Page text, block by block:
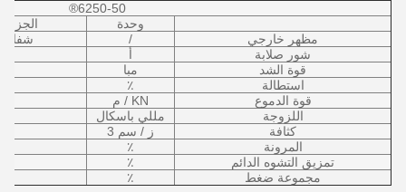
6250-50®
وحدة
الجزء -
مظهر خارجي
/
شور صلابة
أ
قوة الشد
مبا
استطالة
٪
قوة الدموع
KN / م
اللزوجة
مللي باسكال
كثافة
ز / سم 3
المرونة
٪
تمزيق التشوه الدائم
٪
مجموعة ضغط
٪